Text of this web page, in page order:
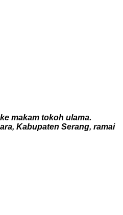
makam tokoh ulama.
Kabupaten Serang, ramai